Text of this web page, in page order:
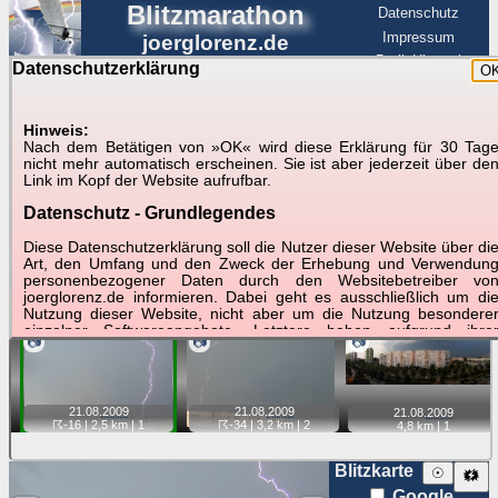
Datenschutzerklärung
Hinweis:
Nach dem Betätigen von »OK« wird diese Erklärung für 30 Tage
nicht mehr automatisch erscheinen. Sie ist aber jederzeit über den
Link im Kopf der Website aufrufbar.
Datenschutz - Grundlegendes
Diese Datenschutzerklärung soll die Nutzer dieser Website über die
Art, den Umfang und den Zweck der Erhebung und Verwendung
personenbezogener Daten durch den Websitebetreiber von
joerglorenz.de informieren. Dabei geht es ausschließlich um die
Nutzung dieser Website, nicht aber um die Nutzung besonderer
einzelner Softwareangebote. Letztere haben aufgrund ihrer
Funktionen Besonderheiten, so dass verschiedene Daten
gespeichert werden müssen, die für das Funktionieren erforderlich
sind. Hier ist es wichtig, dass Sie selbst zum Testen dieser
Funktionen möglichst erfundene Daten verwenden. Ansonsten wird
auf die spezifischen Besonderheiten beim jeweiligen Angebot
gesondert hingewiesen.
Generell gilt: Wenn Sie ein Angebot bei den Add-Ins nutzen, bei
dem Daten übertragen werden, werden diese Daten auf dem
Blitzmarathon
joerglorenz.de
Datenschutz
Impressum
BerlinHimmel
Blitzmarathon
Gewitter über Berlin:
21.08.2009
Tipp:Auf der Karte beim Einzelfoto können
Sie auf ihre Position tippen und sehen, wie
weit die gewählte Position zu den Blitzen auf dem Foto bzw.
im Video entfernt ist. Quelle der Blitzdaten:
kachelmannwetter. Doppelklick auf Thumb zum Anzeigen.
📷
21.08. 2009
☈-16| 2,5 km |1
📷
21.08. 2009
☈-34| 3,2 km |2
📷
21.08. 2009
4,8 km |1
Blitzkarte 🗱
☉